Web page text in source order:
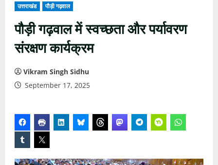
उत्तराखंड पौड़ी गढ़वाल
पौड़ी गढ़वाल में स्वच्छता और पर्यावरण
संरक्षण कार्यक्रम
Vikram Singh Sidhu
September 17, 2025